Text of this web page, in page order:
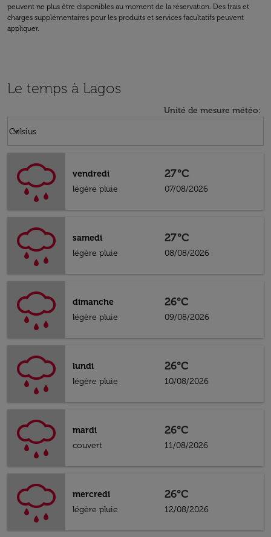
peuvent ne plus être disponibles au moment de la réservation. Des frais et
charges supplémentaires pour les produits et services facultatifs peuvent
appliquer.
Le temps à Lagos
Unité de mesure météo:
Celsius
keyboard_arrow_down
vendredi
légère pluie
27°C
07/08/2026
samedi
légère pluie
27°C
08/08/2026
dimanche
légère pluie
26°C
09/08/2026
lundi
légère pluie
26°C
10/08/2026
mardi
couvert
26°C
11/08/2026
mercredi
légère pluie
26°C
12/08/2026